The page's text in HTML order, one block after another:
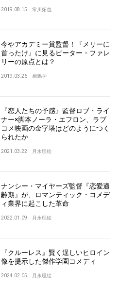
2019.08.15 常川拓也
今やアカデミー賞監督！『メリーに
首ったけ』に見るピーター・ファレ
リーの原点とは？
2019.03.26 相馬学
『恋人たちの予感』監督ロブ・ライ
ナー×脚本ノーラ・エフロン、ラブ
コメ映画の金字塔はどのようにつく
られたか
2021.03.22 月永理絵
ナンシー・マイヤーズ監督『恋愛適
齢期』が、ロマンティック・コメデ
ィ業界に起こした革命
2022.01.09 月永理絵
『クルーレス』賢く逞しいヒロイン
像を提示した傑作学園コメディ
2024.02.05 月永理絵